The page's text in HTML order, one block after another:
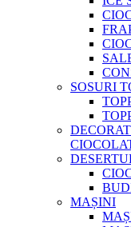
SOSURI
MAȘINI